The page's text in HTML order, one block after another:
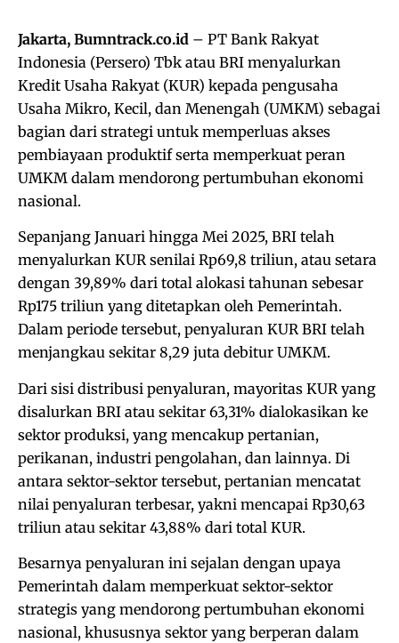
Jakarta, Bumntrack.co.id – PT Bank Rakyat
Indonesia (Persero) Tbk atau BRI menyalurkan
Kredit Usaha Rakyat (KUR) kepada pengusaha
Usaha Mikro, Kecil, dan Menengah (UMKM) sebagai
bagian dari strategi untuk memperluas akses
pembiayaan produktif serta memperkuat peran
UMKM dalam mendorong pertumbuhan ekonomi
nasional.
Sepanjang Januari hingga Mei 2025, BRI telah
menyalurkan KUR senilai Rp69,8 triliun, atau setara
dengan 39,89% dari total alokasi tahunan sebesar
Rp175 triliun yang ditetapkan oleh Pemerintah.
Dalam periode tersebut, penyaluran KUR BRI telah
menjangkau sekitar 8,29 juta debitur UMKM.
Dari sisi distribusi penyaluran, mayoritas KUR yang
disalurkan BRI atau sekitar 63,31% dialokasikan ke
sektor produksi, yang mencakup pertanian,
perikanan, industri pengolahan, dan lainnya. Di
antara sektor-sektor tersebut, pertanian mencatat
nilai penyaluran terbesar, yakni mencapai Rp30,63
triliun atau sekitar 43,88% dari total KUR.
Besarnya penyaluran ini sejalan dengan upaya
Pemerintah dalam memperkuat sektor-sektor
strategis yang mendorong pertumbuhan ekonomi
nasional, khususnya sektor yang berperan dalam